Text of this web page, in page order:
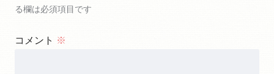
る欄は必須項目です
コメント ※